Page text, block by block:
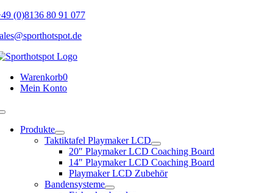
Skip
content
(0)8136 80 91 077
Warenkorb0
Mein Konto
Toggle
NavigationProdukte
Taktiktafel Playmaker LCD
20″ Playmaker LCD Coaching Board
14″ Playmaker LCD Coaching Board
Playmaker LCD Zubehör
Bandensysteme